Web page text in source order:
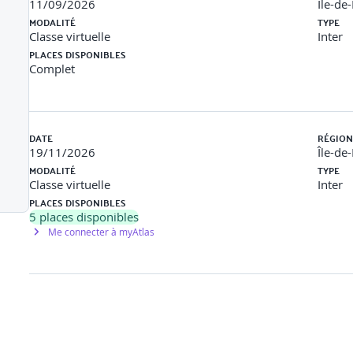
maintenance, etc.) .Points de vigilance pour les agents
les évolutions récentes et impacts métier
11/09/2026 Île-
MODALITÉ
Classe virtuelle
TYPE
Inter
PLACES DISPONIBLES
Complet
DATE
19/11/2026 Île-
MODALITÉ
Classe virtuelle
TYPE
Inter
PLACES DISPONIBLES
5 places disponibles
Me connecter à myAtlas